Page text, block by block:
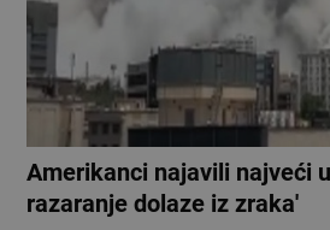
Amerikanci najavili najveći
razaranje dolaze iz zraka'